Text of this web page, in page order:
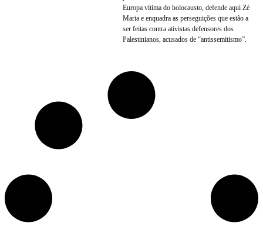
Europa vítima do holocausto, defende aqui Zé
Maria e enquadra as perseguições que estão a
ser feitas contra ativistas defensores dos
Palestinianos, acusados de “antissemitismo”.